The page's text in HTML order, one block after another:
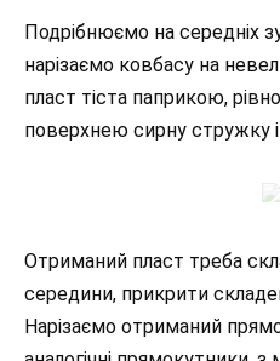
Подрібнюємо на середніх
нарізаємо ковбасу на
пласт тіста паприкою,
поверхнею сирну стружку
Отриманий пласт треба
середини, прикрити
Нарізаємо отриманий